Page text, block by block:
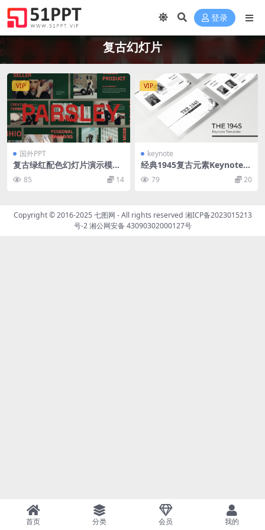
登录
复古幻灯片
VIP
国外PPT
复古绿红配色幻灯片演示模板
Parsley Bundle Presentatio
n 85 14
VIP
keynote
经典1945复古元素Keynote幻
灯片模板 The 1945 – Keynot
e Template
79 20
Copyright © 2016-2025七图网 - All rights reserved 湘ICP备2023015213
号-2湘公网安备 43090302000127号
首页 分类 会员 我的